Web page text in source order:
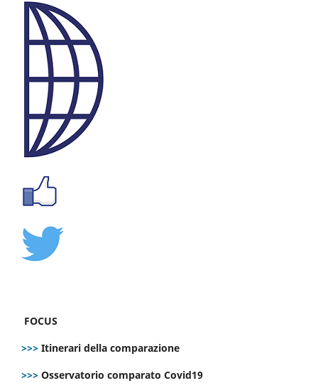
FOCUS
>>> Itinerari della comparazione
>>> Osservatorio comparato Covid19